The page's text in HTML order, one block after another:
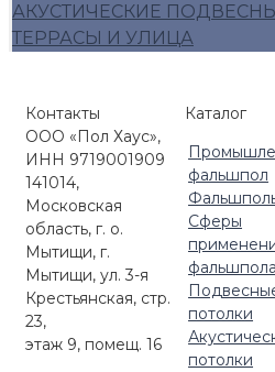
АКУСТИЧЕСКИЕ
ТЕРРАСЫ И УЛИЦА
Контакты
ООО «Пол Хаус»,
ИНН 9719001909
141014,
Московская
область, г. о.
Мытищи, г.
Мытищи, ул. 3-я
Крестьянская, стр.
23,
этаж 9, помещ. 16
Каталог
фальшпол
Сферы
фальшпола
потолки
потолки